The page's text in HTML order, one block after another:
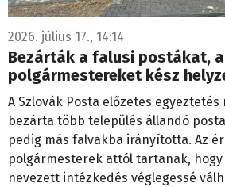
2026. július 17., 14:14
Bezárták a falusi postákat, a
polgármestereket kész
A Szlovák Posta előzetes
bezárta több település állandó
pedig más falvakba irányította. Az
polgármesterek attól tartanak,
nevezett intézkedés véglegessé